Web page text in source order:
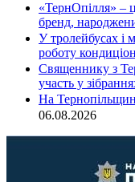
«ТернОпілля» –
бренд,
У тролейбусах і
роботу
Священнику з
участь у
На
06.08.2026